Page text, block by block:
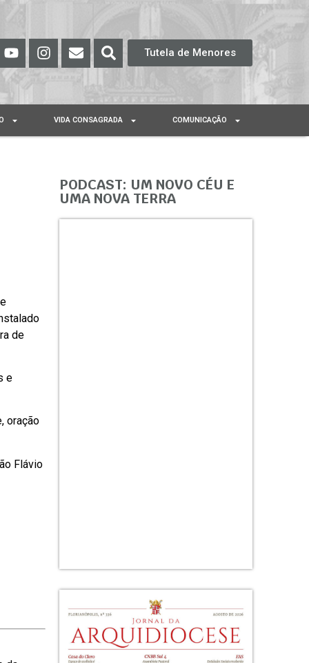
Tutela de Menores
VIDA CONSAGRADA COMUNICAÇÃO
de
e
oração
Flávio
PODCAST: UM NOVO CÉU E
UMA NOVA TERRA